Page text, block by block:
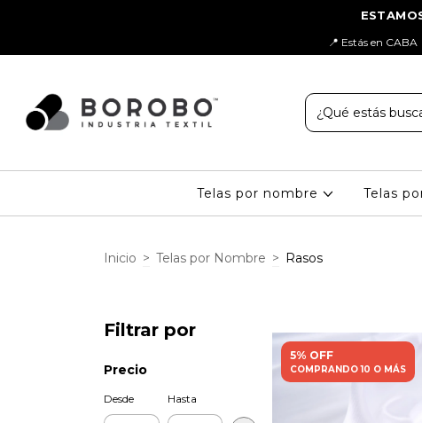
📍 Estás en
Telas por nombre Telas
Inicio > Telas por Nombre > Rasos
Filtrar por
Precio
Desde Hasta
5% OFF
COMPRANDO 10 O MÁS